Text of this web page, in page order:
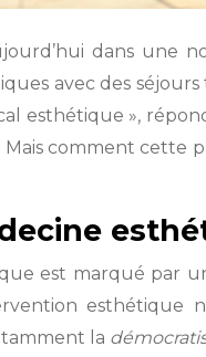
dans
avec des
esthétique »,
Mais comment
est marqué par
la